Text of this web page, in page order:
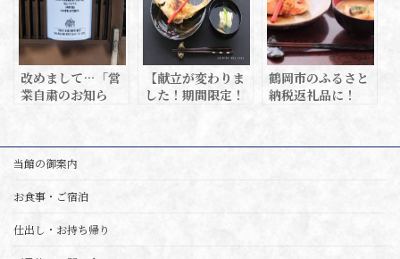
改めまして…「営
業自粛のお知ら
【献立が変わりま
した！期間限定！
鶴岡市のふるさと
納税返礼品に！
当館の御案内
お食事・ご宿泊
仕出し・お持ち帰り